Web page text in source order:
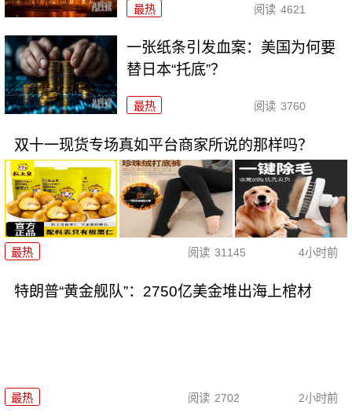
最热 阅读 4621
一张纸条引发血案：美国为何要
替日本“托底”？
最热 阅读 3760
双十一现货专场真如平台商家所说的那样吗？
最热 阅读 31145 4小时前
特朗普“黄金舰队”：2750亿美金堆出海上棺材
最热 阅读 2702 2小时前